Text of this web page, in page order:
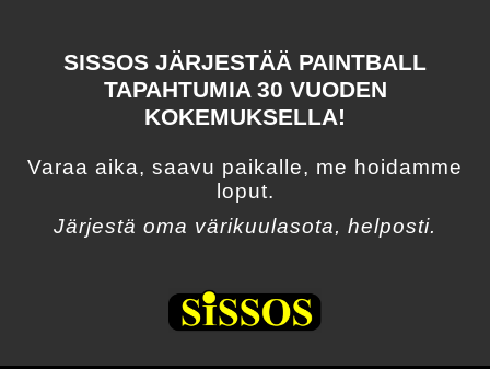
Hyvä palvelu. Homma toimii. Kilpakentällä
ihan kaikille. Kannattaa käydä kokeilemassa.
SISSOS JÄRJESTÄÄ PAINTBALL
TAPAHTUMIA 30 VUODEN
KOKEMUKSELLA!
Varaa aika, saavu paikalle, me hoidamme
loput.
Järjestä oma värikuulasota, helposti.